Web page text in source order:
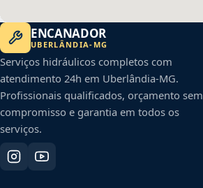
ENCANADOR
UBERLÂNDIA- MG
Serviços hidráulicos completos com
atendimento 24h em Uberlândia-MG.
Profissionais qualificados, orçamento sem
compromisso e garantia em todos os
serviços.